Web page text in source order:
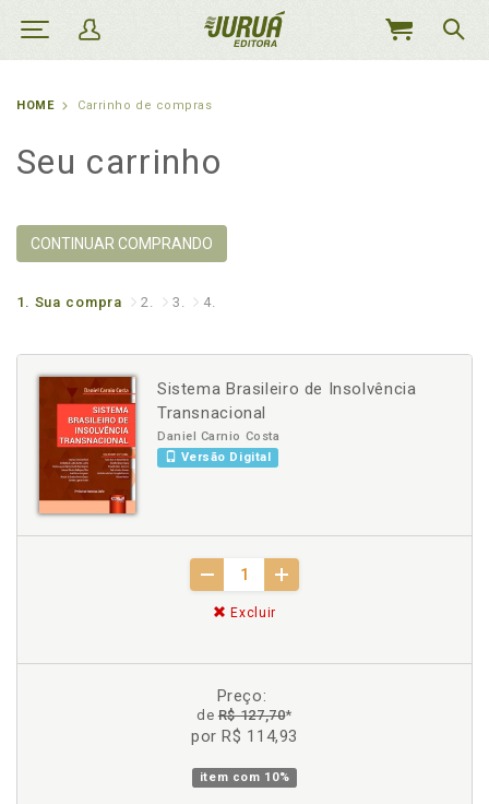
MEU
HOME Carrinho de compras
Seu carrinho
CONTINUAR COMPRANDO
1. Sua compra 2. 3. 4.
Sistema Brasileiro de Insolvência
Transnacional
Daniel Carnio Costa
Versão Digital
Excluir
Preço:
deR$ 127,70*
por R$ 114,93
item com 10%